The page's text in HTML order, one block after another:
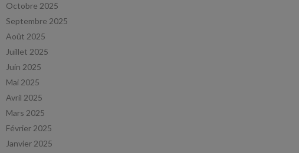
Octobre 2025
Septembre 2025
Août 2025
Juillet 2025
Juin 2025
Mai 2025
Avril 2025
Mars 2025
Février 2025
Janvier 2025